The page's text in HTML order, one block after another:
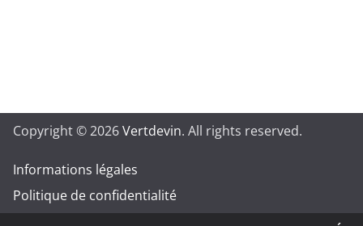
Copyright © 2026Vertdevin. All rights reserved.
Informations légales
Politique de confidentialité